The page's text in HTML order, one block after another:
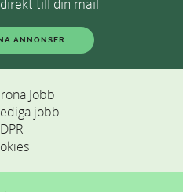
till din mail
ANNONSER
Jobb
jobb